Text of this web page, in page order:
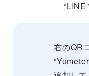
右のQR